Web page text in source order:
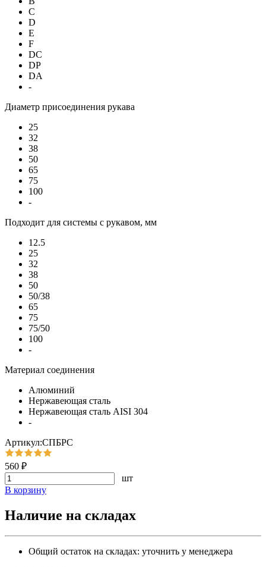
C
D
E
F
DC
DP
DA
-
Диаметр присоединения рукава
25
32
38
50
65
75
100
-
Подходит для системы с рукавом, мм
12.5
25
32
38
50
50/38
65
75
75/50
100
-
Материал соединения
Алюминий
Нержавеющая сталь
Нержавеющая сталь AISI 304
-
Артикул:СПБРС
560 ₽
шт
В корзину
Наличие на складах
Общий остаток на складах: уточнить у менеджера